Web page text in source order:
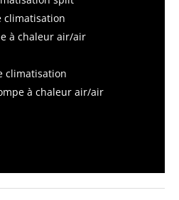
climatisation
à chaleur air/air
climatisation
à chaleur air/air